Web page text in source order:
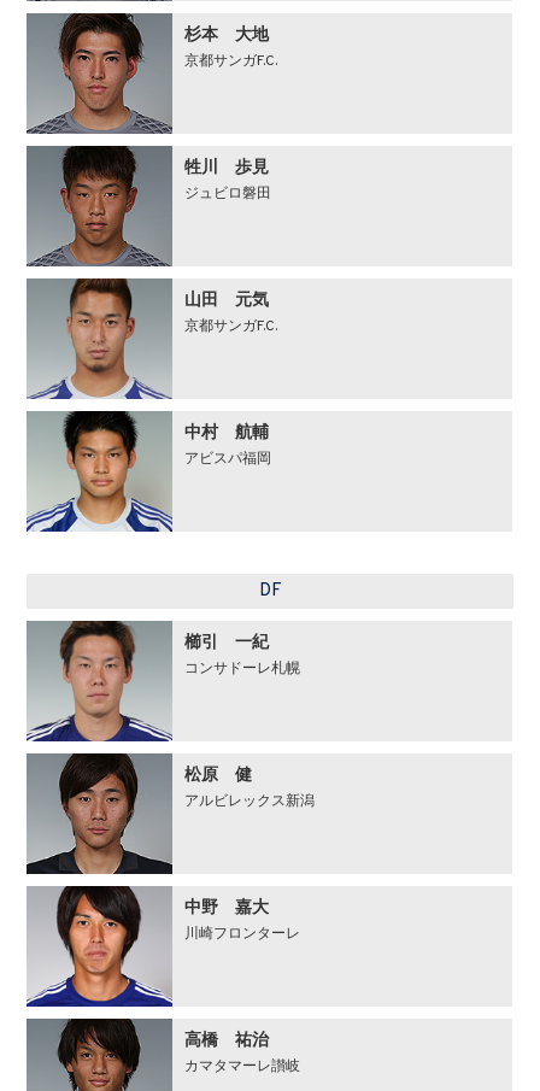
杉本 大地
京都サンガF.C.
牲川 歩見
ジュビロ磐田
山田 元気
京都サンガF.C.
中村 航輔
アビスパ福岡
DF
櫛引 一紀
コンサドーレ札幌
松原 健
アルビレックス新潟
中野 嘉大
川崎フロンターレ
高橋 祐治
カマタマーレ讃岐